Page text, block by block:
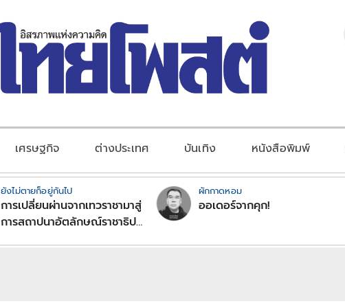
เศรษฐกิจ ต่างประเทศ บันเทิง หนังสือพิมพ์
ยังไม่ตายก็อยู่กันไป
การเปลี่ยนผ่านจากเทวราชามาสู่
การสถาปนาอัตลักษณ์ราชาธิป
ผักกาดหอม
ออเดอร์จากคุก!